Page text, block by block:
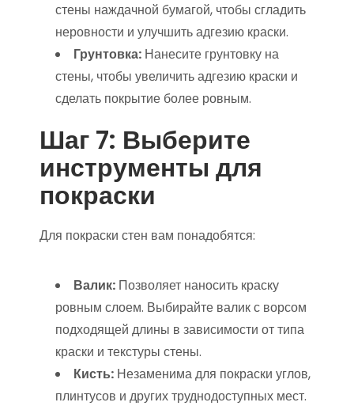
стены наждачной бумагой, чтобы сгладить
неровности и улучшить адгезию краски.
Грунтовка: Нанесите грунтовку на
стены, чтобы увеличить адгезию краски и
сделать покрытие более ровным.
Шаг 7: Выберите
инструменты для
покраски
Для покраски стен вам понадобятся:
Валик: Позволяет наносить краску
ровным слоем. Выбирайте валик с ворсом
подходящей длины в зависимости от типа
краски и текстуры стены.
Кисть: Незаменима для покраски углов,
плинтусов и других труднодоступных мест.